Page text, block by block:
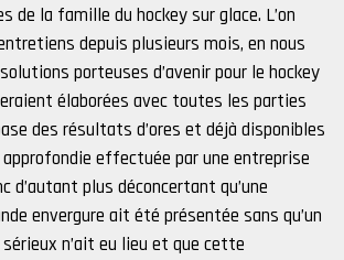
de la famille du hockey sur glace. L’on
depuis plusieurs mois, en nous
porteuses d’avenir pour le hockey
élaborées avec toutes les parties
des résultats d’ores et déjà disponibles
approfondie effectuée par une entreprise
d’autant plus déconcertant qu’une
envergure ait été présentée sans qu’un
n’ait eu lieu et que cette